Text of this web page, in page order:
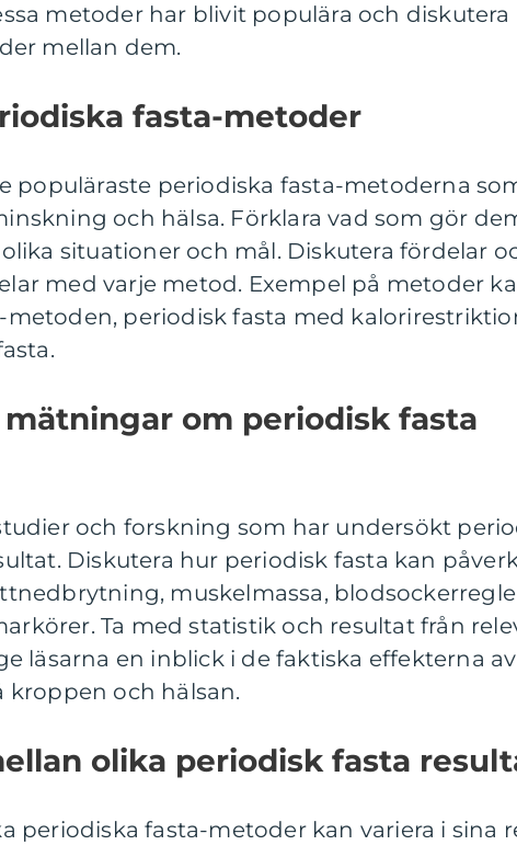
metoder har blivit populära och diskutera
mellan dem.
fasta-metoder
populäraste periodiska fasta-metoderna
och hälsa. Förklara vad som gör
situationer och mål. Diskutera fördelar
med varje metod. Exempel på metoder
metoden, periodisk fasta med
om periodisk fasta
och forskning som har undersökt
Diskutera hur periodisk fasta kan
muskelmassa,
Ta med statistik och resultat från
läsarna en inblick i de faktiska effekterna av
kroppen och hälsan.
olika periodisk fasta
periodiska fasta-metoder kan variera i sina